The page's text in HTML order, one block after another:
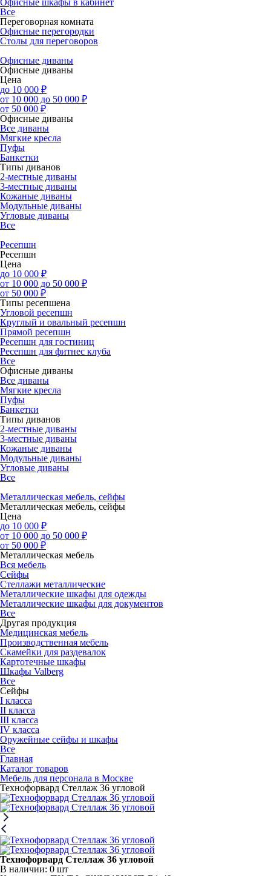
Офисные шкафы в кабинет
Все
Переговорная комната
Офисные перегородки
Столы для переговоров
Офисные диваны
Офисные диваны
Цена
до 10 000 ₽
от 10 000 до 50 000 ₽
от 50 000 ₽
Офисные диваны
Все диваны
Мягкие кресла
Пуфы
Банкетки
Типы диванов
2-местные диваны
3-местные диваны
Кожаные диваны
Модульные диваны
Угловые диваны
Все
Ресепшн
Ресепшн
Цена
до 10 000 ₽
от 10 000 до 50 000 ₽
от 50 000 ₽
Типы ресепшена
Угловой ресепшн
Круглый и овальный ресепшн
Прямой ресепшн
Ресепшн для гостиниц
Ресепшн для фитнес клуба
Все
Офисные диваны
Все диваны
Мягкие кресла
Пуфы
Банкетки
Типы диванов
2-местные диваны
3-местные диваны
Кожаные диваны
Модульные диваны
Угловые диваны
Все
Металлическая мебель, сейфы
Металлическая мебель, сейфы
Цена
до 10 000 ₽
от 10 000 до 50 000 ₽
от 50 000 ₽
Металлическая мебель
Вся мебель
Сейфы
Стеллажи металлические
Металлические шкафы для одежды
Металлические шкафы для документов
Все
Другая продукция
Медицинская мебель
Производственная мебель
Скамейки для раздевалок
Картотечные шкафы
Шкафы Valberg
Все
Сейфы
I класса
II класса
III класса
IV класса
Оружейные сейфы и шкафы
Все
Главная
Каталог товаров
Мебель для персонала в Москве
Технофорвард Стеллаж 36 угловой
Технофорвард Стеллаж 36 угловой
В наличии: 0 шт